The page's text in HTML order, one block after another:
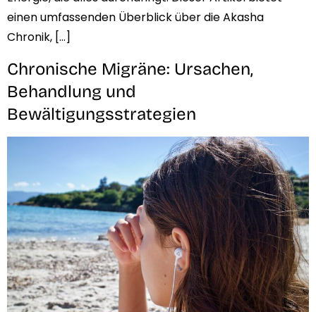
einen umfassenden Überblick über die Akasha
Chronik, […]
Chronische Migräne: Ursachen,
Behandlung und
Bewältigungsstrategien